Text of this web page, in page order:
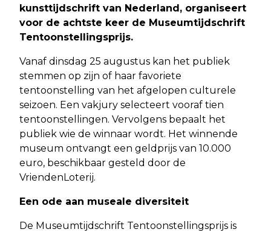
kunsttijdschrift van Nederland, organiseert
voor de achtste keer de Museumtijdschrift
Tentoonstellingsprijs.
Vanaf dinsdag 25 augustus kan het publiek
stemmen op zijn of haar favoriete
tentoonstelling van het afgelopen culturele
seizoen. Een vakjury selecteert vooraf tien
tentoonstellingen. Vervolgens bepaalt het
publiek wie de winnaar wordt. Het winnende
museum ontvangt een geldprijs van 10.000
euro, beschikbaar gesteld door de
VriendenLoterij.
Een ode aan museale diversiteit
De Museumtijdschrift Tentoonstellingsprijs is